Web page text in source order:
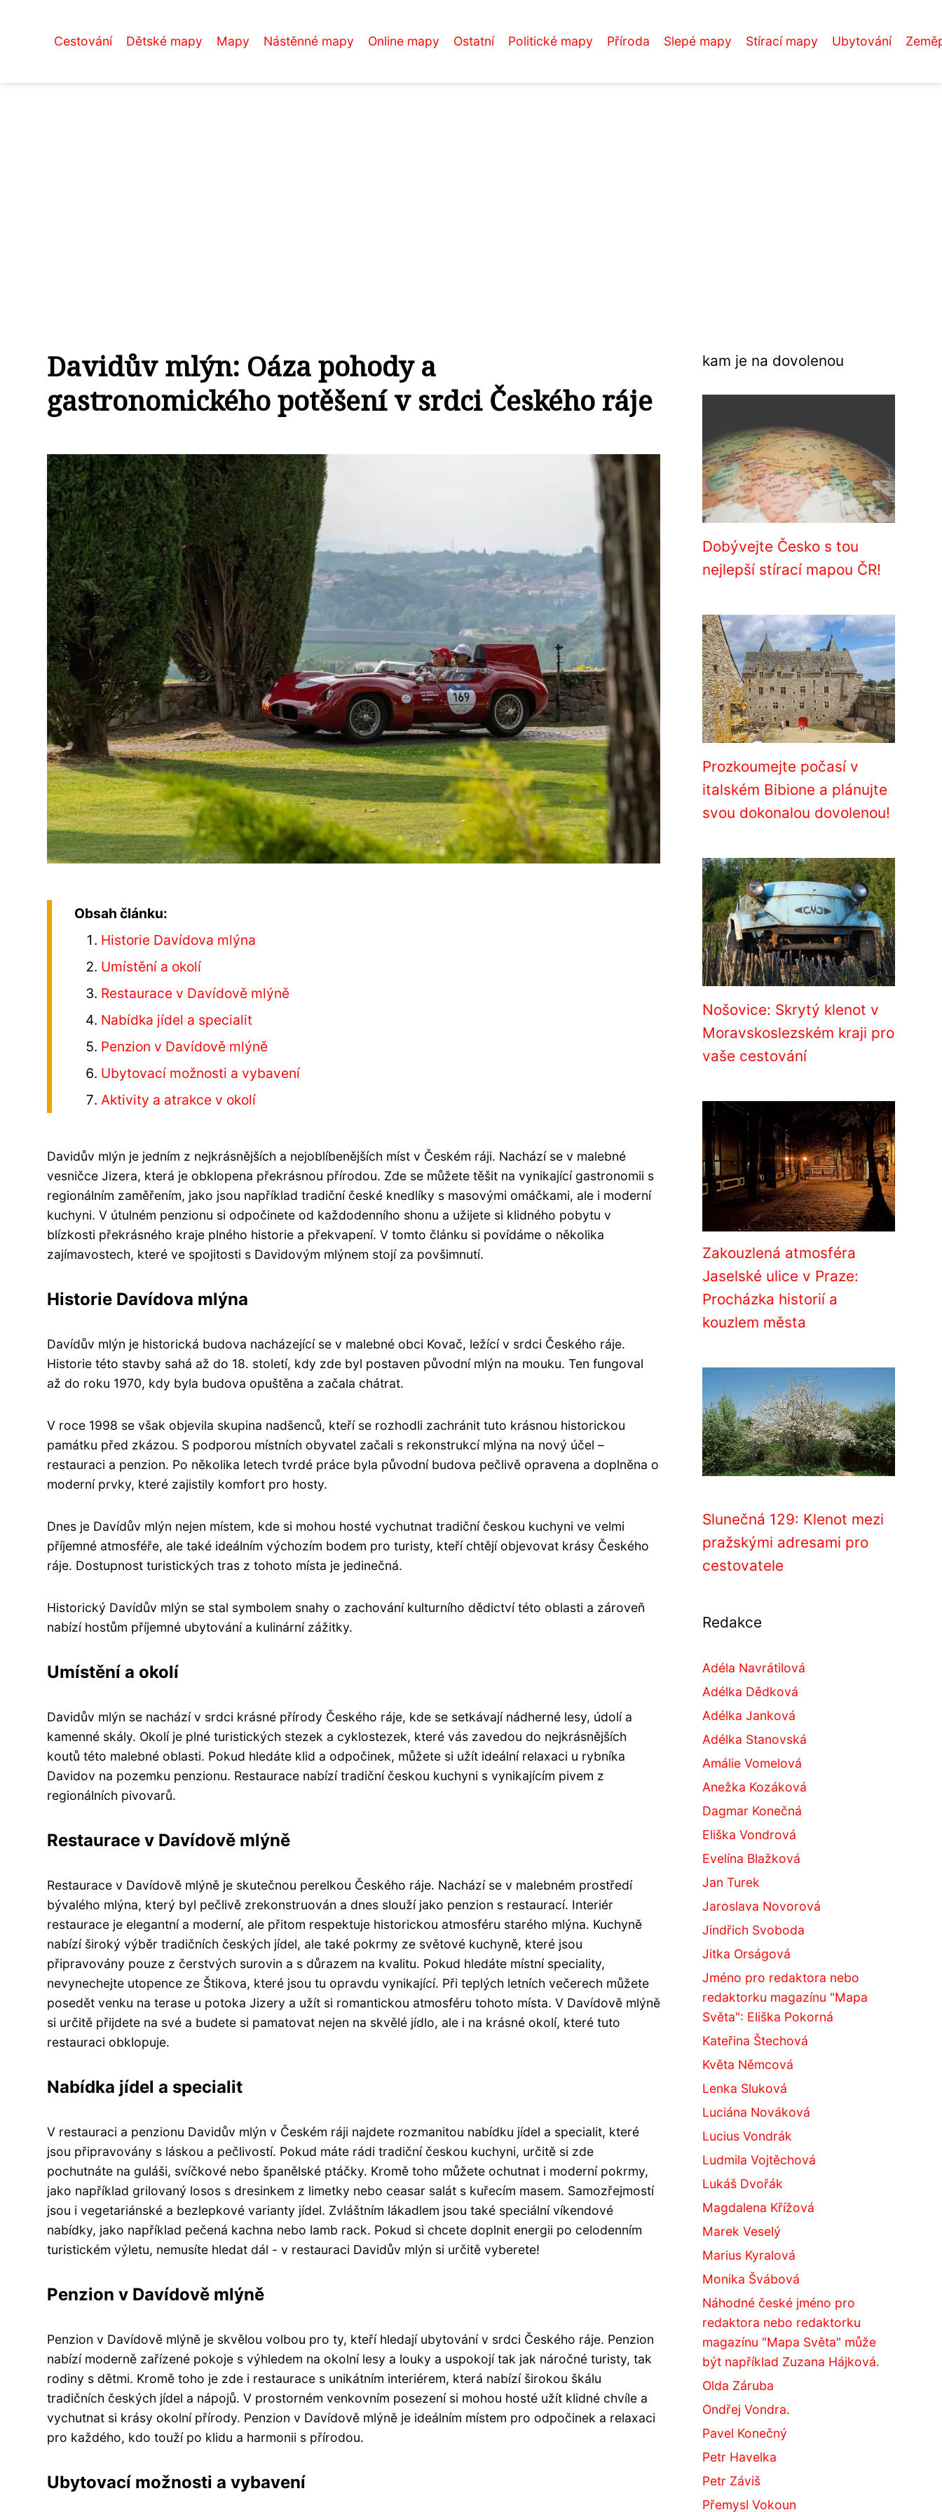
Cestování Dětské mapy Mapy Nástěnné mapy Online mapy Ostatní Politické mapy Příroda Slepé mapy Stírací mapy Ubytování
Davidův mlýn: Oáza pohody a
gastronomického potěšení v srdci Českého ráje
Obsah článku:
Historie Davídova mlýna
Umístění a okolí
Restaurace v Davídově mlýně
Nabídka jídel a specialit
Penzion v Davídově mlýně
Ubytovací možnosti a vybavení
Aktivity a atrakce v okolí
Davidův mlýn je jedním z nejkrásnějších a nejoblíbenějších míst v Českém ráji. Nachází se v malebné
vesničce Jizera, která je obklopena překrásnou přírodou. Zde se můžete těšit na vynikající gastronomii s
regionálním zaměřením, jako jsou například tradiční české knedlíky s masovými omáčkami, ale i moderní
kuchyni. V útulném penzionu si odpočinete od každodenního shonu a užijete si klidného pobytu v
blízkosti překrásného kraje plného historie a překvapení. V tomto článku si povídáme o několika
zajímavostech, které ve spojitosti s Davidovým mlýnem stojí za povšimnutí.
Historie Davídova mlýna
Davídův mlýn je historická budova nacházející se v malebné obci Kovač, ležící v srdci Českého ráje.
Historie této stavby sahá až do 18. století, kdy zde byl postaven původní mlýn na mouku. Ten fungoval
až do roku 1970, kdy byla budova opuštěna a začala chátrat.
V roce 1998 se však objevila skupina nadšenců, kteří se rozhodli zachránit tuto krásnou historickou
památku před zkázou. S podporou místních obyvatel začali s rekonstrukcí mlýna na nový účel –
restauraci a penzion. Po několika letech tvrdé práce byla původní budova pečlivě opravena a doplněna o
moderní prvky, které zajistily komfort pro hosty.
Dnes je Davídův mlýn nejen místem, kde si mohou hosté vychutnat tradiční českou kuchyni ve velmi
příjemné atmosféře, ale také ideálním výchozím bodem pro turisty, kteří chtějí objevovat krásy Českého
ráje. Dostupnost turistických tras z tohoto místa je jedinečná.
Historický Davídův mlýn se stal symbolem snahy o zachování kulturního dědictví této oblasti a zároveň
nabízí hostům příjemné ubytování a kulinární zážitky.
Umístění a okolí
Davidův mlýn se nachází v srdci krásné přírody Českého ráje, kde se setkávají nádherné lesy, údolí a
kamenné skály. Okolí je plné turistických stezek a cyklostezek, které vás zavedou do nejkrásnějších
koutů této malebné oblasti. Pokud hledáte klid a odpočinek, můžete si užít ideální relaxaci u rybníka
Davidov na pozemku penzionu. Restaurace nabízí tradiční českou kuchyni s vynikajícím pivem z
regionálních pivovarů.
Restaurace v Davídově mlýně
Restaurace v Davídově mlýně je skutečnou perelkou Českého ráje. Nachází se v malebném prostředí
bývalého mlýna, který byl pečlivě zrekonstruován a dnes slouží jako penzion s restaurací. Interiér
restaurace je elegantní a moderní, ale přitom respektuje historickou atmosféru starého mlýna. Kuchyně
nabízí široký výběr tradičních českých jídel, ale také pokrmy ze světové kuchyně, které jsou
připravovány pouze z čerstvých surovin a s důrazem na kvalitu. Pokud hledáte místní speciality,
nevynechejte utopence ze Štikova, které jsou tu opravdu vynikající. Při teplých letních večerech můžete
posedět venku na terase u potoka Jizery a užít si romantickou atmosféru tohoto místa. V Davídově mlýně
si určitě přijdete na své a budete si pamatovat nejen na skvělé jídlo, ale i na krásné okolí, které tuto
restauraci obklopuje.
Nabídka jídel a specialit
V restauraci a penzionu Davidův mlýn v Českém ráji najdete rozmanitou nabídku jídel a specialit, které
jsou připravovány s láskou a pečlivostí. Pokud máte rádi tradiční českou kuchyni, určitě si zde
pochutnáte na guláši, svíčkové nebo španělské ptáčky. Kromě toho můžete ochutnat i moderní pokrmy,
jako například grilovaný losos s dresinkem z limetky nebo ceasar salát s kuřecím masem. Samozřejmostí
jsou i vegetariánské a bezlepkové varianty jídel. Zvláštním lákadlem jsou také speciální víkendové
nabídky, jako například pečená kachna nebo lamb rack. Pokud si chcete doplnit energii po celodenním
turistickém výletu, nemusíte hledat dál - v restauraci Davidův mlýn si určitě vyberete!
Penzion v Davídově mlýně
Penzion v Davídově mlýně je skvělou volbou pro ty, kteří hledají ubytování v srdci Českého ráje. Penzion
nabízí moderně zařízené pokoje s výhledem na okolní lesy a louky a uspokojí tak jak náročné turisty, tak
rodiny s dětmi. Kromě toho je zde i restaurace s unikátním interiérem, která nabízí širokou škálu
tradičních českých jídel a nápojů. V prostorném venkovním posezení si mohou hosté užít klidné chvíle a
vychutnat si krásy okolní přírody. Penzion v Davídově mlýně je ideálním místem pro odpočinek a relaxaci
pro každého, kdo touží po klidu a harmonii s přírodou.
Ubytovací možnosti a vybavení
kam je na dovolenou
Dobývejte Česko s tou
nejlepší stírací mapou ČR!
Prozkoumejte počasí v
italském Bibione a plánujte
svou dokonalou dovolenou!
Nošovice: Skrytý klenot v
Moravskoslezském kraji pro
vaše cestování
Zakouzlená atmosféra
Jaselské ulice v Praze:
Procházka historií a
kouzlem města
Slunečná 129: Klenot mezi
pražskými adresami pro
cestovatele
Redakce
Adéla Navrátilová
Adélka Dědková
Adélka Janková
Adélka Stanovská
Amálie Vomelová
Anežka Kozáková
Dagmar Konečná
Eliška Vondrová
Evelína Blažková
Jan Turek
Jaroslava Novorová
Jindřich Svoboda
Jitka Orságová
Jméno pro redaktora nebo
redaktorku magazínu "Mapa
Světa": Eliška Pokorná
Kateřina Štechová
Květa Němcová
Lenka Sluková
Luciána Nováková
Lucius Vondrák
Ludmila Vojtěchová
Lukáš Dvořák
Magdalena Křížová
Marek Veselý
Marius Kyralová
Monika Švábová
Náhodné české jméno pro
redaktora nebo redaktorku
magazínu "Mapa Světa" může
být například Zuzana Hájková.
Olda Záruba
Ondřej Vondra.
Pavel Konečný
Petr Havelka
Petr Záviš
Přemysl Vokoun